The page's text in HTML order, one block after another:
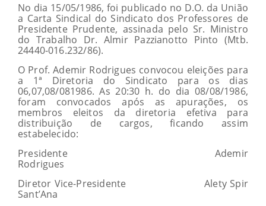
No dia 15/05/1986, foi publicado no D.O. da União
a Carta Sindical do Sindicato dos Professores de
Presidente Prudente, assinada pelo Sr. Ministro
do Trabalho Dr. Almir Pazzianotto Pinto (Mtb.
24440-016.232/86).
O Prof. Ademir Rodrigues convocou eleições para
a 1ª Diretoria do Sindicato para os dias
06,07,08/081986. As 20:30 h. do dia 08/08/1986,
foram convocados após as apurações, os
membros eleitos da diretoria efetiva para
distribuição de cargos, ficando assim
estabelecido:
Presidente Ademir
Rodrigues
Diretor Vice-Presidente Alety Spir
Sant’Ana